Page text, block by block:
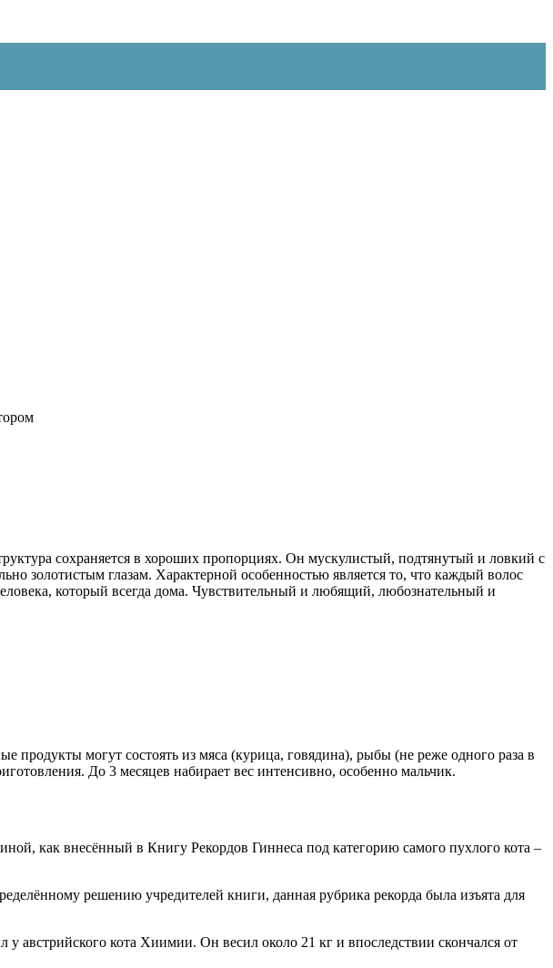
сохраняется в хороших пропорциях. Он мускулистый, подтянутый и ловкий с
золотистым глазам. Характерной особенностью является то, что каждый волос
который всегда дома. Чувствительный и любящий, любознательный и
продукты могут состоять из мяса (курица, говядина), рыбы (не реже одного раза в
До 3 месяцев набирает вес интенсивно, особенно мальчик.
как внесённый в Книгу Рекордов Гиннеса под категорию самого пухлого кота –
решению учредителей книги, данная рубрика рекорда была изъята для
австрийского кота Хиимии. Он весил около 21 кг и впоследствии скончался от